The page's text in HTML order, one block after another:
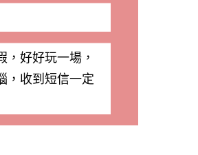
好好玩一場，
，收到短信一定